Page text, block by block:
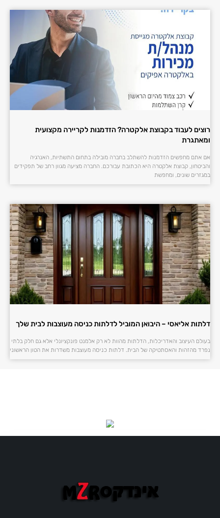
רוצים לעבוד בקבוצת אלקטרה? הזדמנות לקריירה מקצועית
ומאתגרת
אם אתם מחפשים הזדמנות להשתלב בחברה מובילה בתחום התשתיות, האנרגיה
והביטחון, קבוצת אלקטרה היא הכתובת עבורכם. החברה מציעה מגוון רחב של תפקידים
במגזרים שונים, ומחפשת
דלתות אליאסי – היבואן המוביל לדלתות כניסה מעוצבות לבית שלך
בעולם העיצוב והאדריכלות, הדלתות מהוות לא רק אלמנט פונקציונלי אלא גם חלק בלתי
נפרד מהזהות והאסתטיקה של הבית. דלתות כניסה מעוצבות משדרות את הטון הראשוני